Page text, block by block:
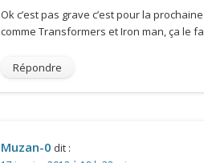
Ok c’est pas grave c’est pour la
comme Transformers et Iron man, ça le
Répondre
Muzan-0 dit :